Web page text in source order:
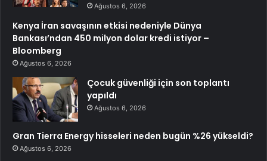
Ağustos 6, 2026
Kenya İran savaşının etkisi nedeniyle Dünya
Bankası’ndan 450 milyon dolar kredi istiyor –
Bloomberg
Ağustos 6, 2026
Çocuk güvenliği için son toplantı
yapıldı
Ağustos 6, 2026
Gran Tierra Energy hisseleri neden bugün %26 yükseldi?
Ağustos 6, 2026